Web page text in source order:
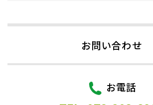
お問い合わせ
お電話